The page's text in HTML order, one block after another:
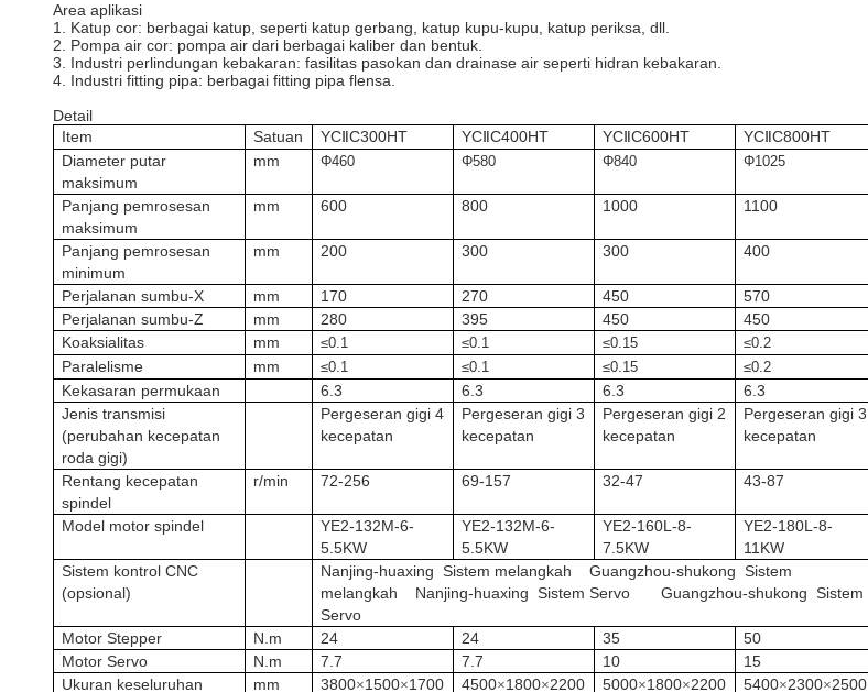
Area aplikasi
1. Katup cor: berbagai katup, seperti katup gerbang, katup kupu-kupu, katup periksa, dll.
2. Pompa air cor: pompa air dari berbagai kaliber dan bentuk.
3. Industri perlindungan kebakaran: fasilitas pasokan dan drainase air seperti hidran kebakaran.
4. Industri fitting pipa: berbagai fitting pipa flensa.
Detail
Item
Satuan YC ⅡC300HT YC ⅡC400HT YC ⅡC600HT YC ⅡC800HT
Diameter putar
maksimum
mm Φ460 Φ580 Φ840 Φ1025
Panjang pemrosesan
maksimum
mm 600 800 1000 1100
Panjang pemrosesan
minimum
mm 200 300 300 400
Perjalanan sumbu-X mm 170 270 450
570
Perjalanan sumbu-Z
mm 280 395 450
450
Koaksialitas
mm ≤0.1 ≤0.1 ≤0.15 ≤0.2
Paralelisme mm ≤0.1 ≤0.1 ≤0.15 ≤0.2
Kekasaran permukaan 6.3 6.3 6.3
6.3
Jenis transmisi
(perubahan kecepatan
roda gigi)
Pergeseran gigi 4
kecepatan
Pergeseran gigi 3
kecepatan
Pergeseran gigi 2
kecepatan
Pergeseran gigi 3
kecepatan
Rentang kecepatan
spindel
r/min 72-256 69-157 32-47 43-87
Model motor spindel
YE2-132M-6-
5.5KW
YE2-132M-6-
5.5KW
YE2-160L-8-
7.5KW
YE2-180L-8-
11KW
Sistem kontrol CNC
(opsional)
Nanjing-huaxing Sistem melangkah Guangzhou-shukong Sistem
melangkah
Nanjing-huaxing Sistem Servo Guangzhou-shukong Sistem
Servo
Motor Stepper
N.m 24 24 35
50
Motor Servo
N.m 7.7 7.7 10
15
Ukuran keseluruhan
mm 3800×1500×1700 4500×1800×2200 5000×1800×2200 5400×2300×2500